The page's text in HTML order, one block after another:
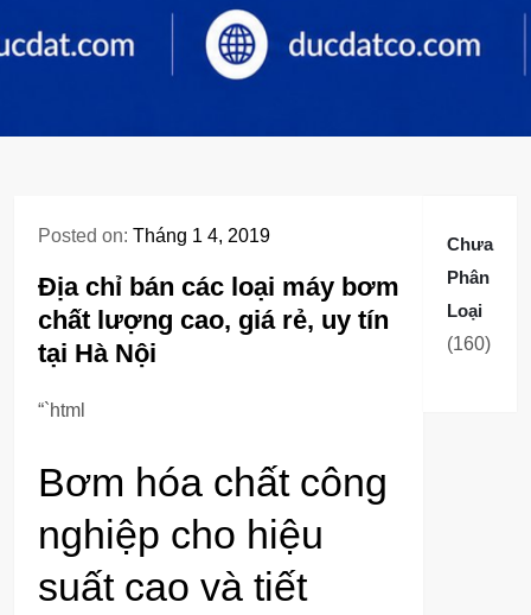
Posted on: Tháng 1 4, 2019
Địa chỉ bán các loại máy bơm
chất lượng cao, giá rẻ, uy tín
tại Hà Nội
“`html
Bơm hóa chất công
nghiệp cho hiệu
suất cao và tiết
Chưa
Phân
Loại
160160